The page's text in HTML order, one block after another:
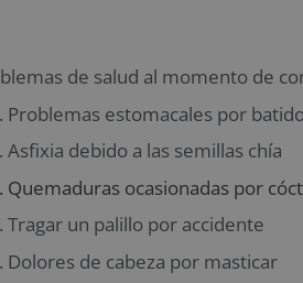
de salud al momento de
Problemas estomacales por
Asfixia debido a las semillas chía
Quemaduras ocasionadas por
Tragar un palillo por accidente
Dolores de cabeza por masticar